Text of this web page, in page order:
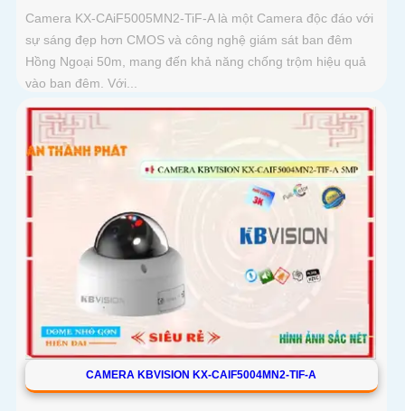
Camera KX-CAiF5005MN2-TiF-A là một Camera độc đáo với
sự sáng đẹp hơn CMOS và công nghệ giám sát ban đêm
Hồng Ngoại 50m, mang đến khả năng chống trộm hiệu quả
vào ban đêm. Với...
CAMERA KBVISION KX-CAIF5004MN2-TIF-A